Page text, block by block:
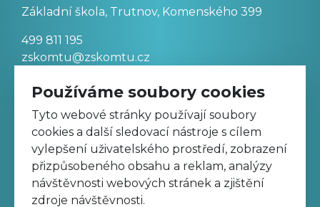
Základní škola, Trutnov, Komenského 399
499 811 195
zskomtu@zskomtu.cz
Prohlášení o přístupnosti stránek
Nastavení cookies
Sledujte nás na Facebooku
Používáme soubory cookies
Tyto webové stránky používají soubory
cookies a další sledovací nástroje s cílem
vylepšení uživatelského prostředí, zobrazení
přizpůsobeného obsahu a reklam, analýzy
návštěvnosti webových stránek a zjištění
zdroje návštěvnosti.